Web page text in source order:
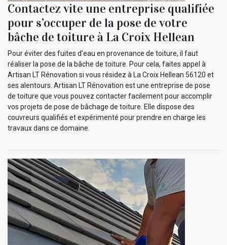
Contactez vite une entreprise qualifiée
pour s’occuper de la pose de votre
bâche de toiture à La Croix Hellean
Pour éviter des fuites d’eau en provenance de toiture, il faut
réaliser la pose de la bâche de toiture. Pour cela, faites appel à
Artisan LT Rénovation si vous résidez à La Croix Hellean 56120 et
ses alentours. Artisan LT Rénovation est une entreprise de pose
de toiture que vous pouvez contacter facilement pour accomplir
vos projets de pose de bâchage de toiture. Elle dispose des
couvreurs qualifiés et expérimenté pour prendre en charge les
travaux dans ce domaine.